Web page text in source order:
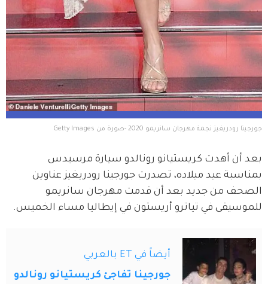
جورجينا رودريغيز نجمة مهرجان سانريمو 2020 -صورة من Getty Images
بعد أن أهدت كريستيانو رونالدو سيارة مرسيدس
بمناسبة عيد ميلاده، تصدرت جورجينا رودريغيز عناوين
الصحف من جديد بعد أن قدمت مهرجان سانريمو
للموسيقى في تياترو أريستون في إيطاليا مساء الخميس.
أيضاً في ET بالعربي
جورجينا تفاجئ كريستيانو رونالدو